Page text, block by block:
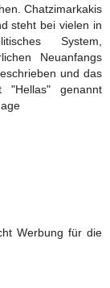
Chatzimarkakis
steht bei vielen in
System,
Neuanfangs
und das
"Hellas" genannt
Werbung für die